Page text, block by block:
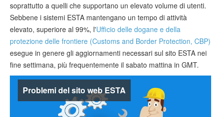
ESTA info
Contatto
soprattutto a quelli che supportano un elevato volume di utenti.
Sebbene i sistemi ESTA mantengano un tempo di attività
elevato, superiore al 99%, l'Ufficio delle dogane e della
protezione delle frontiere (Customs and Border Protection, CBP)
esegue in genere gli aggiornamenti necessari sul sito ESTA nei
fine settimana, più frequentemente il sabato mattina in GMT.
Problemi del sito web ESTA